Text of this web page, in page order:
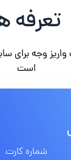
تعرفه
وجه برای
است
شماره کارت